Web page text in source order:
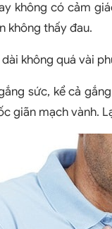
không có cảm
không thấy đau.
không quá vài
sức, kể cả
giãn mạch vành.